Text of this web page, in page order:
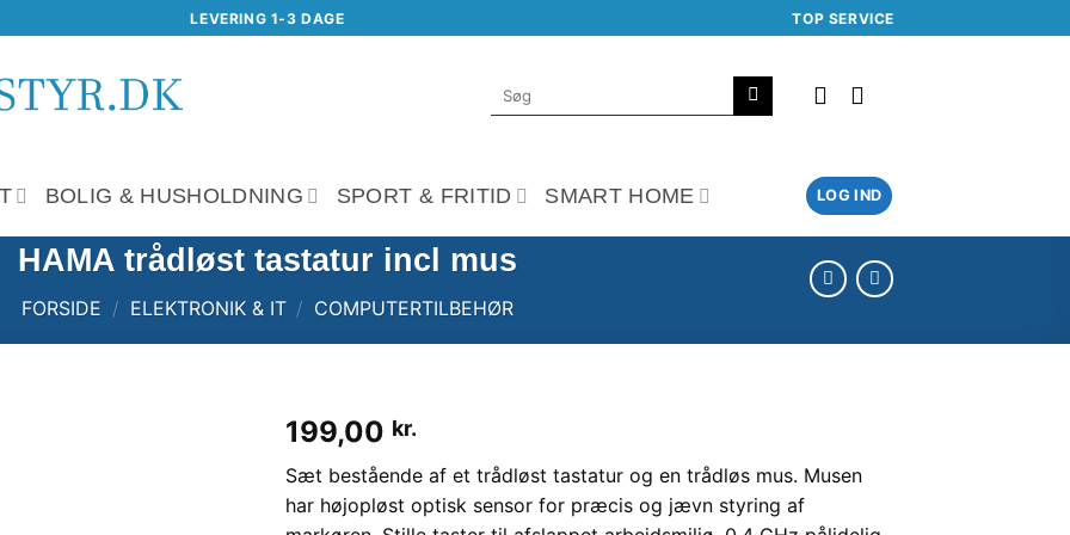
LEVERING 1-3 DAGE TOP SERVICE
Søg
efter:
BOLIG & HUSHOLDNING SPORT & FRITID SMART HOME LOG IND
HAMA trådløst tastatur incl mus
FORSIDE / ELEKTRONIK & IT / COMPUTERTILBEHØR
199,00 kr.
Sæt bestående af et trådløst tastatur og en trådløs mus. Musen
har højopløst optisk sensor for præcis og jævn styring af